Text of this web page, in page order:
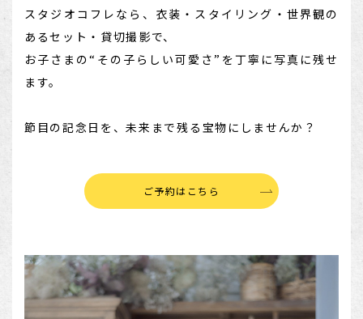
スタジオコフレなら、衣装・スタイリング・世界観の
あるセット・貸切撮影で、
お子さまの“その子らしい可愛さ”を丁寧に写真に残せ
ます。
節目の記念日を、未来まで残る宝物にしませんか？
ご予約はこちら